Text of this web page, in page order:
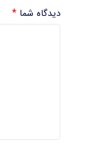
دیدگاه شما *